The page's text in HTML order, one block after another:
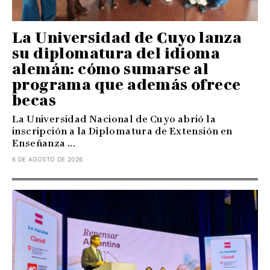
La Universidad de Cuyo lanza
su diplomatura del idioma
alemán: cómo sumarse al
programa que además ofrece
becas
La Universidad Nacional de Cuyo abrió la
inscripción a la Diplomatura de Extensión en
Enseñanza ...
6 DE AGOSTO DE 2026